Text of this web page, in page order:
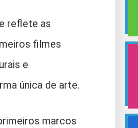
reflete as
filmes
e
única de arte.
marcos